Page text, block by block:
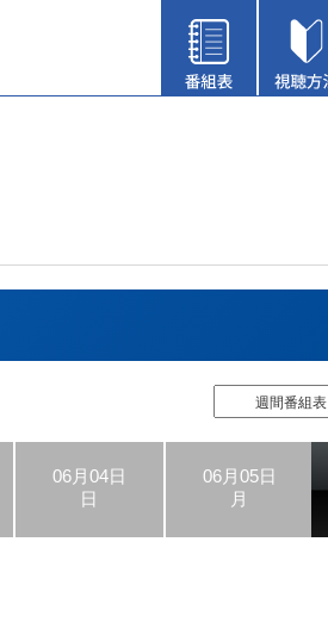
06月04日
日
06月05日
月